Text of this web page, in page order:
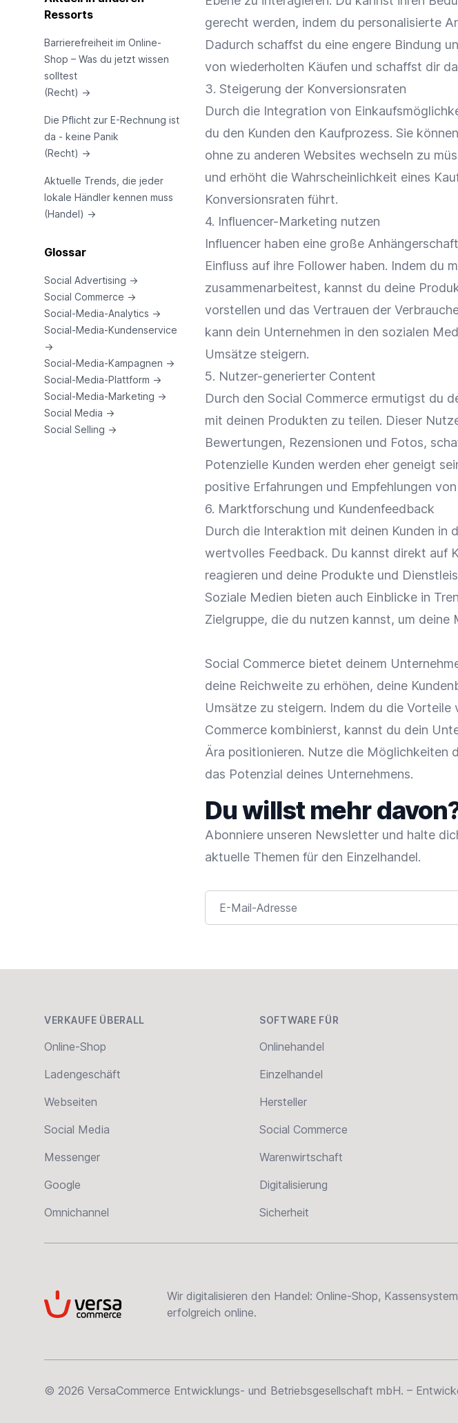
Ressorts
Barrierefreiheit im Online-
Shop – Was du jetzt wissen
solltest
(Recht) →
Die Pflicht zur E-Rechnung ist
da - keine Panik
(Recht) →
Aktuelle Trends, die jeder
lokale Händler kennen muss
(Handel) →
Glossar
Social Advertising →
Social Commerce →
Social-Media-Analytics →
Social-Media-Kundenservice
→
Social-Media-Kampagnen →
Social-Media-Plattform →
Social-Media-Marketing →
Social Media →
Social Selling →
gerecht werden, indem du personalisierte
Dadurch schaffst du eine engere Bindung
von wiederholten Käufen und schaffst dir
3. Steigerung der Konversionsraten
Durch die Integration von
du den Kunden den Kaufprozess. Sie
ohne zu anderen Websites wechseln zu
und erhöht die Wahrscheinlichkeit eines
Konversionsraten führt.
4. Influencer-Marketing nutzen
Influencer haben eine große
Einfluss auf ihre Follower haben. Indem du
zusammenarbeitest, kannst du deine
vorstellen und das Vertrauen der
kann dein Unternehmen in den sozialen
Umsätze steigern.
5. Nutzer-generierter Content
Durch den Social Commerce ermutigst du
mit deinen Produkten zu teilen. Dieser
Bewertungen, Rezensionen und Fotos,
Potenzielle Kunden werden eher geneigt
positive Erfahrungen und Empfehlungen
6. Marktforschung und Kundenfeedback
Durch die Interaktion mit deinen Kunden in
wertvolles Feedback. Du kannst direkt auf
reagieren und deine Produkte und
Soziale Medien bieten auch Einblicke in
Zielgruppe, die du nutzen kannst, um deine
Social Commerce bietet deinem
deine Reichweite zu erhöhen, deine
Umsätze zu steigern. Indem du die Vorteile
Commerce kombinierst, kannst du dein
Ära positionieren. Nutze die Möglichkeiten
das Potenzial deines Unternehmens.
Du willst mehr
Abonniere unseren Newsletter und halte
aktuelle Themen für den Einzelhandel.
E-Mail-Adresse
VERKAUFE ÜBERALL
Online-Shop
Ladengeschäft
Webseiten
Social Media
Messenger
Google
Omnichannel
SOFTWARE FÜR
Onlinehandel
Einzelhandel
Hersteller
Social Commerce
Warenwirtschaft
Digitalisierung
Sicherheit
VersaCommerce
Wir digitalisieren den Handel: Online-Shop,
erfolgreich online.
© 2026 VersaCommerce Entwicklungs- und Betriebsgesellschaft mbH. –